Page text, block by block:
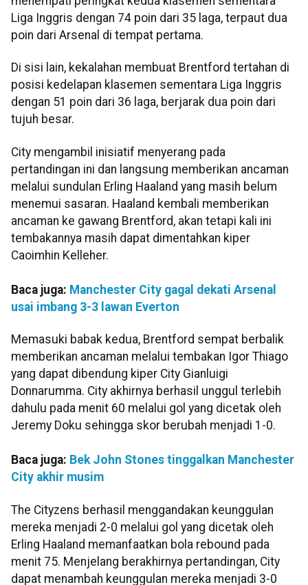
Liga Inggris dengan 74 poin dari 35 laga, terpaut dua
poin dari Arsenal di tempat pertama.
Di sisi lain, kekalahan membuat Brentford tertahan di
posisi kedelapan klasemen sementara Liga Inggris
dengan 51 poin dari 36 laga, berjarak dua poin dari
tujuh besar.
City mengambil inisiatif menyerang pada
pertandingan ini dan langsung memberikan ancaman
melalui sundulan Erling Haaland yang masih belum
menemui sasaran. Haaland kembali memberikan
ancaman ke gawang Brentford, akan tetapi kali ini
tembakannya masih dapat dimentahkan kiper
Caoimhin Kelleher.
Baca juga: Manchester City gagal dekati Arsenal
usai imbang 3-3 lawan Everton
Memasuki babak kedua, Brentford sempat berbalik
memberikan ancaman melalui tembakan Igor Thiago
yang dapat dibendung kiper City Gianluigi
Donnarumma. City akhirnya berhasil unggul terlebih
dahulu pada menit 60 melalui gol yang dicetak oleh
Jeremy Doku sehingga skor berubah menjadi 1-0.
Baca juga: Bek John Stones tinggalkan Manchester
City akhir musim
The Cityzens berhasil menggandakan keunggulan
mereka menjadi 2-0 melalui gol yang dicetak oleh
Erling Haaland memanfaatkan bola rebound pada
menit 75. Menjelang berakhirnya pertandingan, City
dapat menambah keunggulan mereka menjadi 3-0